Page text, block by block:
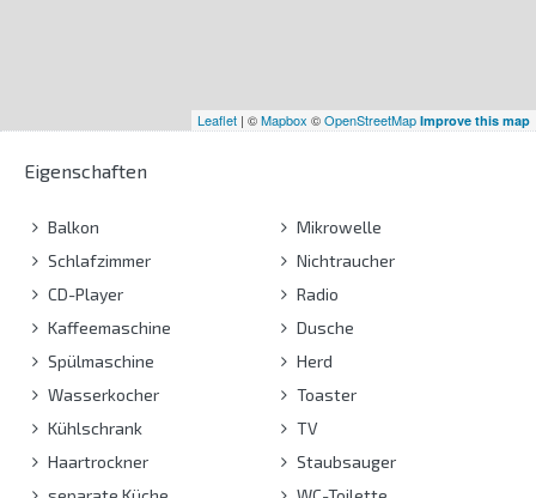
Leaflet | ©Mapbox ©OpenStreetMap Improve this map
Eigenschaften
Balkon
Schlafzimmer
CD-Player
Kaffeemaschine
Spülmaschine
Wasserkocher
Kühlschrank
Haartrockner
Mikrowelle
Nichtraucher
Radio
Dusche
Herd
Toaster
TV
Staubsauger